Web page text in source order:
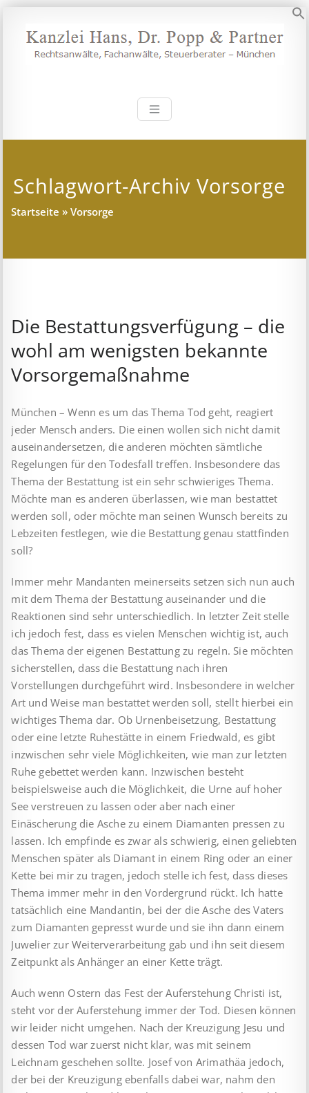
Inhalt
springen
Kanzlei Hans,
Schlagwort-Archiv Vorsorge
Startseite »Vorsorge
Die Bestattungsverfügung – die
wohl am wenigsten bekannte
Vorsorgemaßnahme
München – Wenn es um das Thema Tod geht, reagiert
jeder Mensch anders. Die einen wollen sich nicht damit
auseinandersetzen, die anderen möchten sämtliche
Regelungen für den Todesfall treffen. Insbesondere das
Thema der Bestattung ist ein sehr schwieriges Thema.
Möchte man es anderen überlassen, wie man bestattet
werden soll, oder möchte man seinen Wunsch bereits zu
Lebzeiten festlegen, wie die Bestattung genau stattfinden
soll?
Immer mehr Mandanten meinerseits setzen sich nun auch
mit dem Thema der Bestattung auseinander und die
Reaktionen sind sehr unterschiedlich. In letzter Zeit stelle
ich jedoch fest, dass es vielen Menschen wichtig ist, auch
das Thema der eigenen Bestattung zu regeln. Sie möchten
sicherstellen, dass die Bestattung nach ihren
Vorstellungen durchgeführt wird. Insbesondere in welcher
Art und Weise man bestattet werden soll, stellt hierbei ein
wichtiges Thema dar. Ob Urnenbeisetzung, Bestattung
oder eine letzte Ruhestätte in einem Friedwald, es gibt
inzwischen sehr viele Möglichkeiten, wie man zur letzten
Ruhe gebettet werden kann. Inzwischen besteht
beispielsweise auch die Möglichkeit, die Urne auf hoher
See verstreuen zu lassen oder aber nach einer
Einäscherung die Asche zu einem Diamanten pressen zu
lassen. Ich empfinde es zwar als schwierig, einen geliebten
Menschen später als Diamant in einem Ring oder an einer
Kette bei mir zu tragen, jedoch stelle ich fest, dass dieses
Thema immer mehr in den Vordergrund rückt. Ich hatte
tatsächlich eine Mandantin, bei der die Asche des Vaters
zum Diamanten gepresst wurde und sie ihn dann einem
Juwelier zur Weiterverarbeitung gab und ihn seit diesem
Zeitpunkt als Anhänger an einer Kette trägt.
Auch wenn Ostern das Fest der Auferstehung Christi ist,
steht vor der Auferstehung immer der Tod. Diesen können
wir leider nicht umgehen. Nach der Kreuzigung Jesu und
dessen Tod war zuerst nicht klar, was mit seinem
Leichnam geschehen sollte. Josef von Arimathäa jedoch,
der bei der Kreuzigung ebenfalls dabei war, nahm den